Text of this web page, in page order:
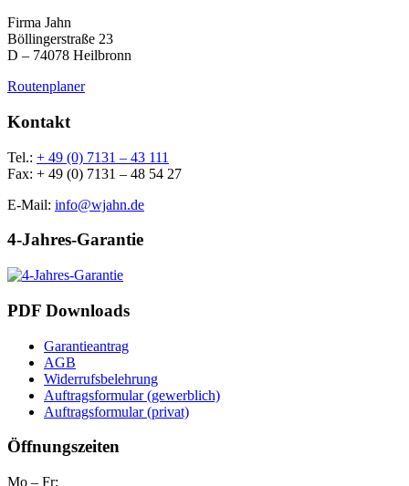
Firma Jahn
Böllingerstraße 23
D – 74078 Heilbronn
Routenplaner
Kontakt
Tel.: + 49 (0) 7131 – 43 111
Fax: + 49 (0) 7131 – 48 54 27
E-Mail: info@wjahn.de
4-Jahres-Garantie
PDF Downloads
Garantieantrag
AGB
Widerrufsbelehrung
Auftragsformular (gewerblich)
Auftragsformular (privat)
Öffnungszeiten
Mo – Fr: